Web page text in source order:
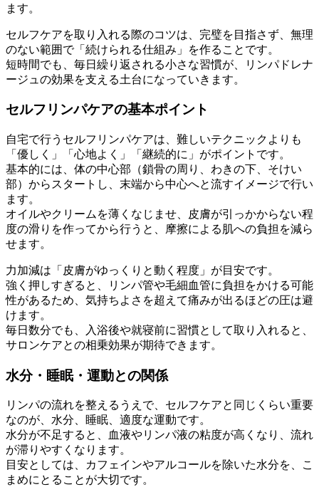
ます。
セルフケアを取り入れる際のコツは、完璧を目指さず、無理
のない範囲で「続けられる仕組み」を作ることです。
短時間でも、毎日繰り返される小さな習慣が、リンパドレナ
ージュの効果を支える土台になっていきます。
セルフリンパケアの基本ポイント
自宅で行うセルフリンパケアは、難しいテクニックよりも
「優しく」「心地よく」「継続的に」がポイントです。
基本的には、体の中心部（鎖骨の周り、わきの下、そけい
部）からスタートし、末端から中心へと流すイメージで行い
ます。
オイルやクリームを薄くなじませ、皮膚が引っかからない程
度の滑りを作ってから行うと、摩擦による肌への負担を減ら
せます。
力加減は「皮膚がゆっくりと動く程度」が目安です。
強く押しすぎると、リンパ管や毛細血管に負担をかける可能
性があるため、気持ちよさを超えて痛みが出るほどの圧は避
けます。
毎日数分でも、入浴後や就寝前に習慣として取り入れると、
サロンケアとの相乗効果が期待できます。
水分・睡眠・運動との関係
リンパの流れを整えるうえで、セルフケアと同じくらい重要
なのが、水分、睡眠、適度な運動です。
水分が不足すると、血液やリンパ液の粘度が高くなり、流れ
が滞りやすくなります。
目安としては、カフェインやアルコールを除いた水分を、こ
まめにとることが大切です。